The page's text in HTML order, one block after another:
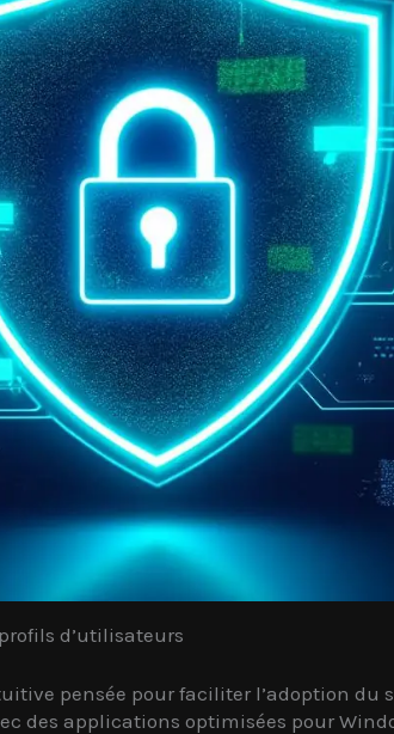
d’utilisateurs
pensée pour faciliter l’adoption du
des applications optimisées pour